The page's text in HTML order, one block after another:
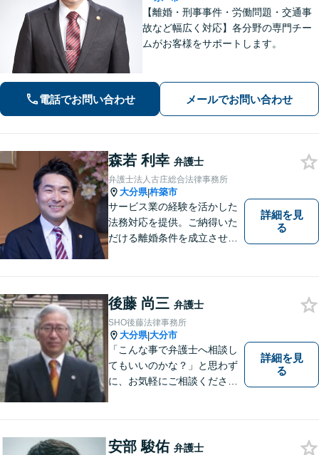
【離婚・刑事事件・労働問題・交通事
故など幅広く対応】各分野の専門チー
ムがお客様をサポートします。
電話でお問い合わせ メールでお問い合わせ
森若 利幸 弁護士
弁護士法人古庄総合法律事務所
大分県|杵築市
サービス業の経験を活かした
法務対応を提供。ご納得いた
だける離婚条件を成立させる
ます。【大分県に3拠点ある地
域密着型の事務所】【初回相
談無料】
詳細を見
る
後藤 尚三 弁護士
SHO後藤法律事務所
大分県|大分市
「こんな事で弁護士へ相談し
てもいいのかな？」と思わず
に、お気軽にご相談くださ
詳細を見
る
安部 駿佑 弁護士